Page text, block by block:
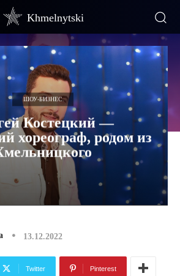
Khmelnytski
ШОУ-БИЗНЕС
Костецкий —
хореограф, родом из
13.12.2022
Twitter Pinterest